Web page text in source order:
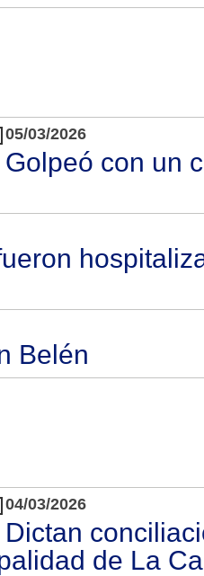
05/03/2026
Golpeó con un
Belén
04/03/2026
Dictan
de La